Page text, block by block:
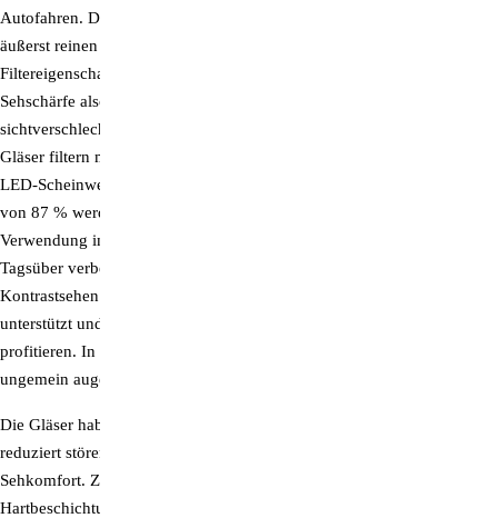
Autofahren. Die speziellen Gelbfiltergläser mit ihren intensiven und
äußerst reinen Farben sind eine Wohltat für die Augen. Durch die
Filtereigenschaften dieser Brillengläser erhöhen sich sowohl die
Sehschärfe also auch der Kontrast enorm. Störende Reflexionen und
sichtverschlechternde Blauanteile werden vermindert. Die speziellen
Gläser filtern mehr als 85 % des blendenden Blaulichts von Xenon und
LED-Scheinwerfern heraus und dank hervorragender Lichttransmission
von 87 % werden die EU-Standards für Signallichterkennung zur
Verwendung im Straßenverkehr sogar in der Nacht voll erfüllt.
Tagsüber verbessert sich dadurch der Schärfeeindruck sowie das
Kontrastsehen. Das Nervensystem wird durch die Farbe Gelb
unterstützt und die Konzentrationsfähigkeit kann davon positiv
profitieren. In der Nacht verwendet kann mit dieser Brille eine
ungemein augenentlastende Wirkung erzielt werden.
Die Gläser haben eine Multi-Coating Spezialentspiegelung, diese
reduziert störende Reflexe auf unter 1 % und erhöht so den
Sehkomfort. Zusätzlich haben sie eine strapazierfähige
Hartbeschichtung, diese reduziert Kratzer und die CleanCoat-